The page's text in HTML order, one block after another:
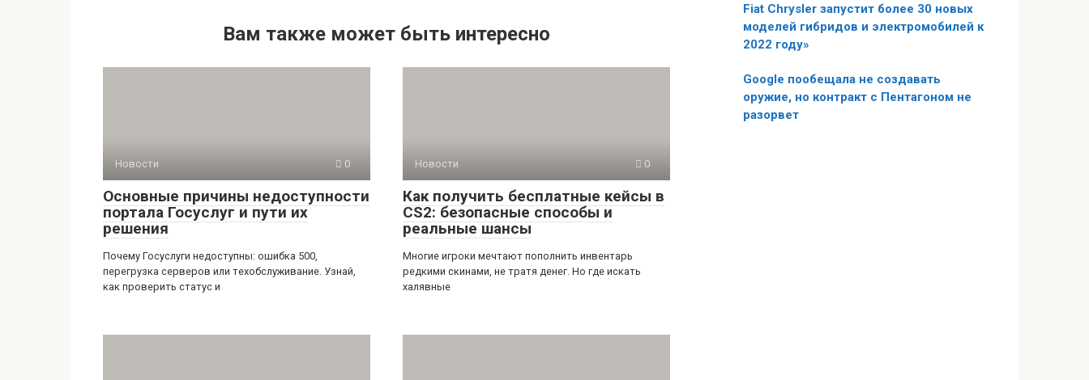
Вам также может быть интересно
Новости 0
Основные причины недоступности
портала Госуслуг и пути их
решения
Почему Госуслуги недоступны: ошибка 500,
перегрузка серверов или техобслуживание. Узнай,
как проверить статус и
Новости 0
Как получить бесплатные кейсы в
CS2: безопасные способы и
реальные шансы
Многие игроки мечтают пополнить инвентарь
редкими скинами, не тратя денег. Но где искать
халявные
Fiat Chrysler запустит более 30 новых
моделей гибридов и электромобилей к
2022 году»
Google пообещала не создавать
оружие, но контракт с Пентагоном не
разорвет